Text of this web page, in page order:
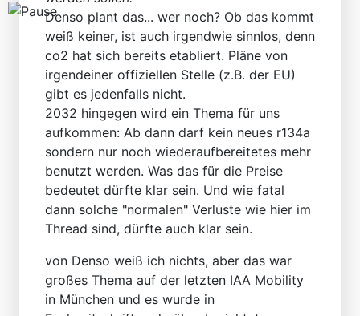
Denso plant das... wer noch? Ob das kommt
weiß keiner, ist auch irgendwie sinnlos, denn
co2 hat sich bereits etabliert. Pläne von
irgendeiner offiziellen Stelle (z.B. der EU)
gibt es jedenfalls nicht.
2032 hingegen wird ein Thema für uns
aufkommen: Ab dann darf kein neues r134a
sondern nur noch wiederaufbereitetes mehr
benutzt werden. Was das für die Preise
bedeutet dürfte klar sein. Und wie fatal
dann solche "normalen" Verluste wie hier im
Thread sind, dürfte auch klar sein.
von Denso weiß ich nichts, aber das war
großes Thema auf der letzten IAA Mobility
in München und es wurde in